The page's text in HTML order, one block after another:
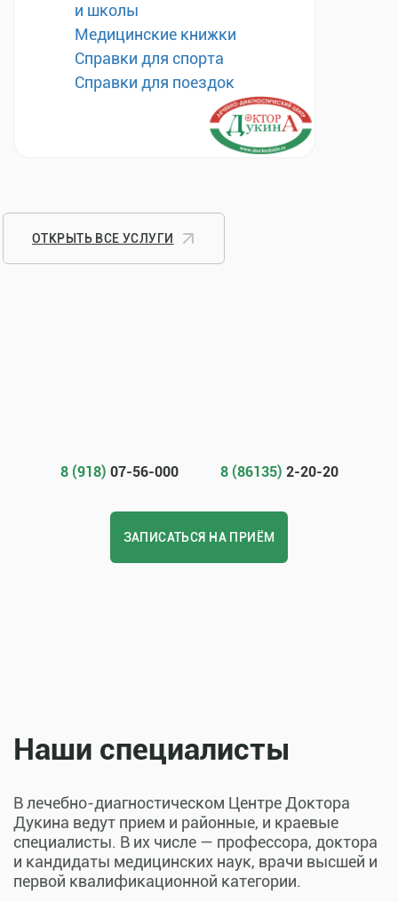
и школы
Медицинские книжки
Справки для спорта
Справки для поездок
ОТКРЫТЬ ВСЕ УСЛУГИ
8 (918) 07-56-000 8 (86135) 2-20-20
ЗАПИСАТЬСЯ НА ПРИЁМ
Наши специалисты
В лечебно-диагностическом Центре Доктора
Дукина ведут прием и районные, и краевые
специалисты. В их числе — профессора, доктора
и кандидаты медицинских наук, врачи высшей и
первой квалификационной категории.